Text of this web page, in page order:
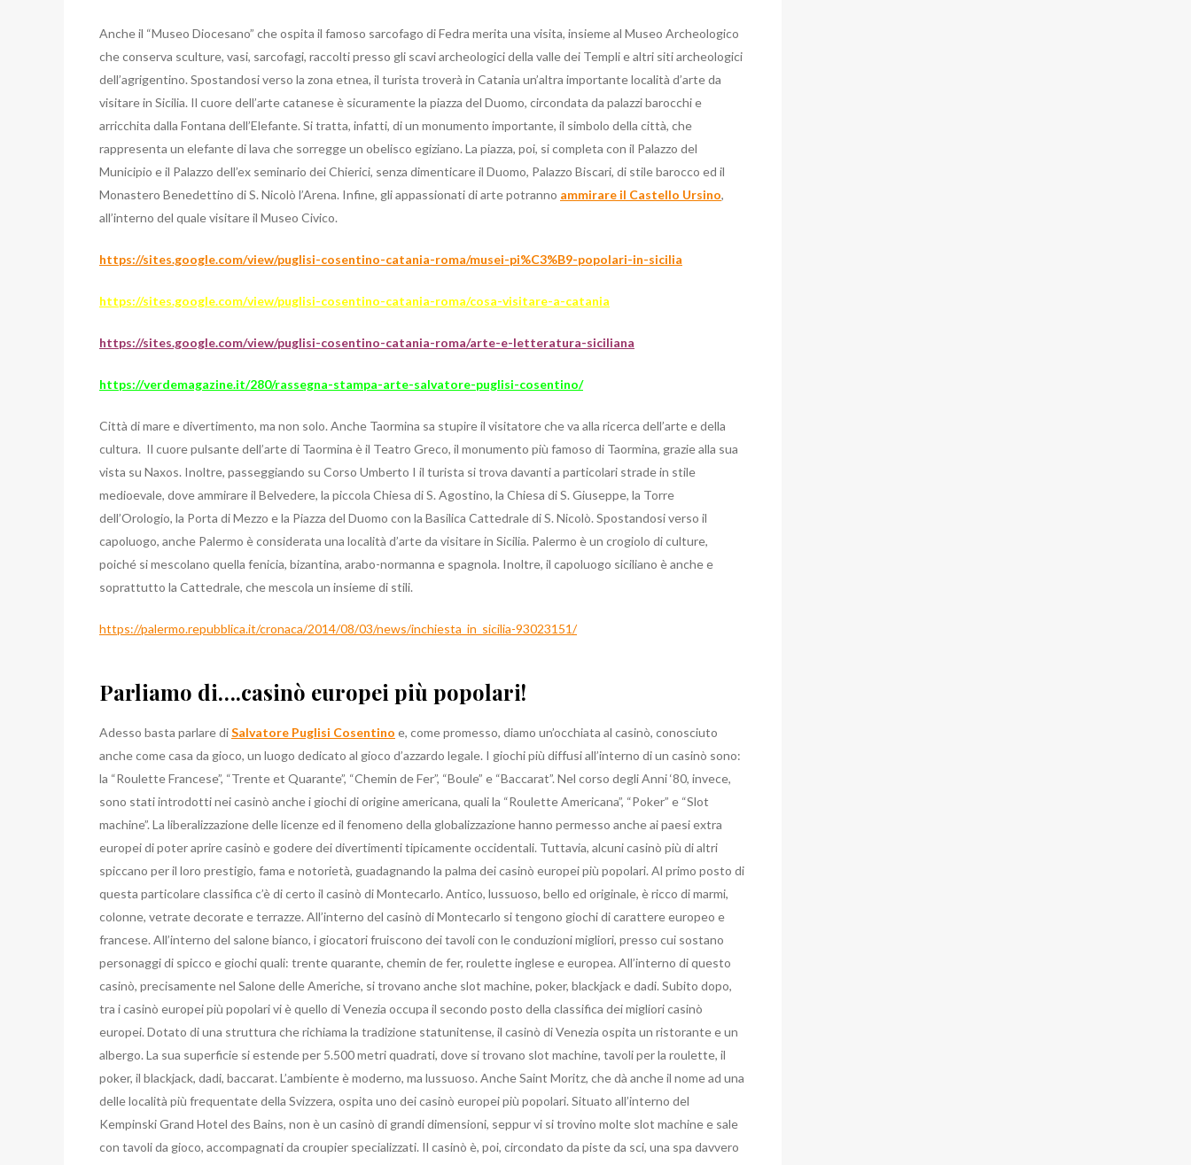
Anche il “Museo Diocesano” che ospita il famoso sarcofago di Fedra merita una visita, insieme al Museo Archeologico
che conserva sculture, vasi, sarcofagi, raccolti presso gli scavi archeologici della valle dei Templi e altri siti archeologici
dell’agrigentino. Spostandosi verso la zona etnea, il turista troverà in Catania un’altra importante località d’arte da
visitare in Sicilia. Il cuore dell’arte catanese è sicuramente la piazza del Duomo, circondata da palazzi barocchi e
arricchita dalla Fontana dell’Elefante. Si tratta, infatti, di un monumento importante, il simbolo della città, che
rappresenta un elefante di lava che sorregge un obelisco egiziano. La piazza, poi, si completa con il Palazzo del
Municipio e il Palazzo dell’ex seminario dei Chierici, senza dimenticare il Duomo, Palazzo Biscari, di stile barocco ed il
Monastero Benedettino di S. Nicolò l’Arena. Infine, gli appassionati di arte potranno ammirare il Castello Ursino,
all’interno del quale visitare il Museo Civico.
https://sites.google.com/view/puglisi-cosentino-catania-roma/musei-pi%C3%B9-popolari-in-sicilia
https://sites.google.com/view/puglisi-cosentino-catania-roma/cosa-visitare-a-catania
https://sites.google.com/view/puglisi-cosentino-catania-roma/arte-e-letteratura-siciliana
https://verdemagazine.it/280/rassegna-stampa-arte-salvatore-puglisi-cosentino/
Città di mare e divertimento, ma non solo. Anche Taormina sa stupire il visitatore che va alla ricerca dell’arte e della
cultura. Il cuore pulsante dell’arte di Taormina è il Teatro Greco, il monumento più famoso di Taormina, grazie alla sua
vista su Naxos. Inoltre, passeggiando su Corso Umberto I il turista si trova davanti a particolari strade in stile
medioevale, dove ammirare il Belvedere, la piccola Chiesa di S. Agostino, la Chiesa di S. Giuseppe, la Torre
dell’Orologio, la Porta di Mezzo e la Piazza del Duomo con la Basilica Cattedrale di S. Nicolò. Spostandosi verso il
capoluogo, anche Palermo è considerata una località d’arte da visitare in Sicilia. Palermo è un crogiolo di culture,
poiché si mescolano quella fenicia, bizantina, arabo-normanna e spagnola. Inoltre, il capoluogo siciliano è anche e
soprattutto la Cattedrale, che mescola un insieme di stili.
https://palermo.repubblica.it/cronaca/2014/08/03/news/inchiesta_in_sicilia-93023151/
Parliamo di….casinò europei più popolari!
Adesso basta parlare diSalvatore Puglisi Cosentino e, come promesso, diamo un’occhiata al casinò, conosciuto
anche come casa da gioco, un luogo dedicato al gioco d’azzardo legale. I giochi più diffusi all’interno di un casinò sono:
la “Roulette Francese”, “Trente et Quarante”, “Chemin de Fer”, “Boule” e “Baccarat”. Nel corso degli Anni ‘80, invece,
sono stati introdotti nei casinò anche i giochi di origine americana, quali la “Roulette Americana”, “Poker” e “Slot
machine”. La liberalizzazione delle licenze ed il fenomeno della globalizzazione hanno permesso anche ai paesi extra
europei di poter aprire casinò e godere dei divertimenti tipicamente occidentali. Tuttavia, alcuni casinò più di altri
spiccano per il loro prestigio, fama e notorietà, guadagnando la palma dei casinò europei più popolari. Al primo posto di
questa particolare classifica c’è di certo il casinò di Montecarlo. Antico, lussuoso, bello ed originale, è ricco di marmi,
colonne, vetrate decorate e terrazze. All’interno del casinò di Montecarlo si tengono giochi di carattere europeo e
francese. All’interno del salone bianco, i giocatori fruiscono dei tavoli con le conduzioni migliori, presso cui sostano
personaggi di spicco e giochi quali: trente quarante, chemin de fer, roulette inglese e europea. All’interno di questo
casinò, precisamente nel Salone delle Americhe, si trovano anche slot machine, poker, blackjack e dadi. Subito dopo,
tra i casinò europei più popolari vi è quello di Venezia occupa il secondo posto della classifica dei migliori casinò
europei. Dotato di una struttura che richiama la tradizione statunitense, il casinò di Venezia ospita un ristorante e un
albergo. La sua superficie si estende per 5.500 metri quadrati, dove si trovano slot machine, tavoli per la roulette, il
poker, il blackjack, dadi, baccarat. L’ambiente è moderno, ma lussuoso. Anche Saint Moritz, che dà anche il nome ad una
delle località più frequentate della Svizzera, ospita uno dei casinò europei più popolari. Situato all’interno del
Kempinski Grand Hotel des Bains, non è un casinò di grandi dimensioni, seppur vi si trovino molte slot machine e sale
con tavoli da gioco, accompagnati da croupier specializzati. Il casinò è, poi, circondato da piste da sci, una spa davvero